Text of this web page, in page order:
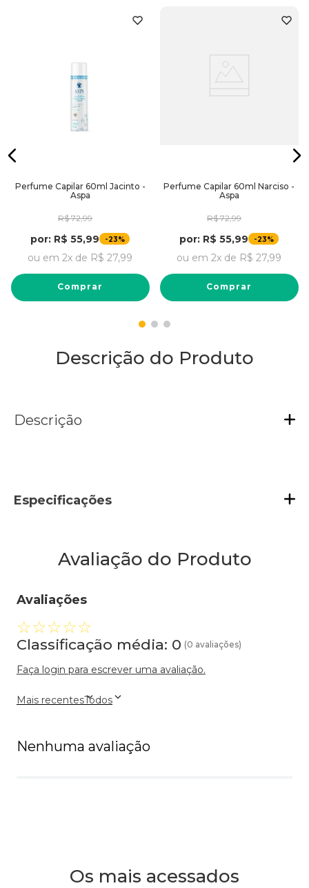
Perfume Capilar 60ml Jacinto -
Aspa
R$ 72,99
por: R$ 55,99 -23%
ou em 2x de R$ 27,99
Comprar
Perfume Capilar 60ml Narciso -
Aspa
R$ 72,99
por: R$ 55,99 -23%
ou em 2x de R$ 27,99
Comprar
Descrição do Produto
Descrição
Especificações
Avaliação do Produto
Avaliações
☆☆☆☆☆
Classificação média: 0 (0 avaliações)
Faça login para escrever uma avaliação.
Mais recentesTodos
Nenhuma avaliação
Os mais acessados